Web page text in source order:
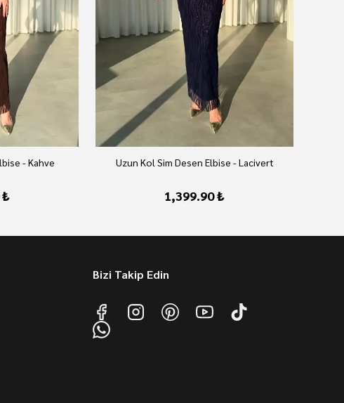
- Kahve
₺
Uzun Kol Sim Desen Elbise - Lacivert
1,399.90 ₺
Bizi Takip Edin